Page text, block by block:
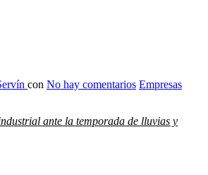
con No hay comentarios Empresas
ante la temporada de lluvias y